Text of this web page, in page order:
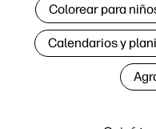
Colorear para
Calendarios y